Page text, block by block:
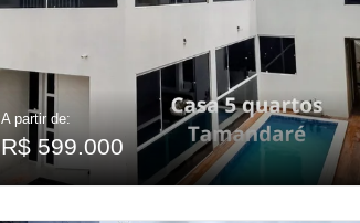
A partir de:
R$ 599.000